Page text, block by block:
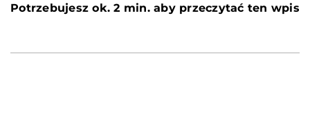
Potrzebujesz ok. 2 min. aby przeczytać ten wpis